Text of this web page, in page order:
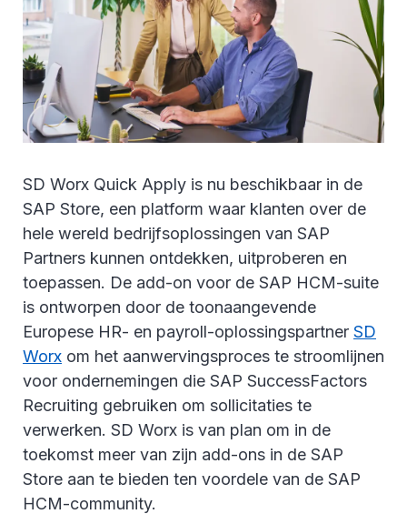
SD Worx Quick Apply is nu beschikbaar in de
SAP Store, een platform waar klanten over de
hele wereld bedrijfsoplossingen van SAP
Partners kunnen ontdekken, uitproberen en
toepassen. De add-on voor de SAP HCM-suite
is ontworpen door de toonaangevende
Europese HR- en payroll-oplossingspartner SD
Worx om het aanwervingsproces te stroomlijnen
voor ondernemingen die SAP SuccessFactors
Recruiting gebruiken om sollicitaties te
verwerken. SD Worx is van plan om in de
toekomst meer van zijn add-ons in de SAP
Store aan te bieden ten voordele van de SAP
HCM-community.